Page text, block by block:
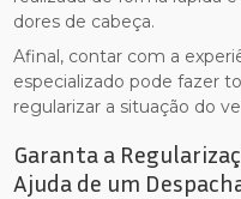
dores de cabeça.
Afinal, contar com a
especializado pode fazer
regularizar a situação do
Garanta a
Ajuda de um